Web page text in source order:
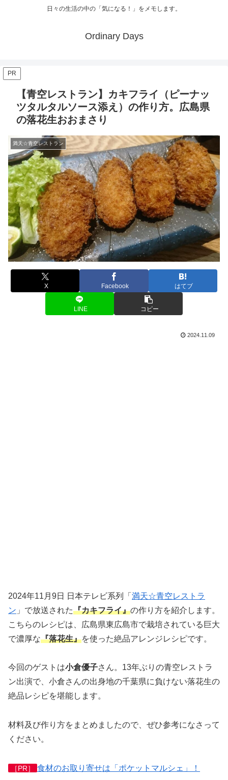
日々の生活の中の「気になる！」をメモします。
Ordinary Days
PR
【青空レストラン】カキフライ（ピーナッ
ツタルタルソース添え）の作り方。広島県
の落花生おおまさり
満天☆青空レストラン
X Facebook はてブ
LINE コピー
2024.11.09
2024年11月9日 日本テレビ系列「 満天☆青空レストラ
ン 」で放送された『カキフライ』の作り方を紹介します。
こちらのレシピは、広島県東広島市で栽培されている巨大
で濃厚な『落花生』を使った絶品アレンジレシピです。
今回のゲストは小倉優子さん。13年ぶりの青空レストラ
ン出演で、小倉さんの出身地の千葉県に負けない落花生の
絶品レシピを堪能します。
材料及び作り方をまとめましたので、ぜひ参考になさって
ください。
［PR］ 食材のお取り寄せは「ポケットマルシェ」！